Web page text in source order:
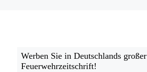
Werben Sie in Deutschlands großer
Feuerwehrzeitschrift!